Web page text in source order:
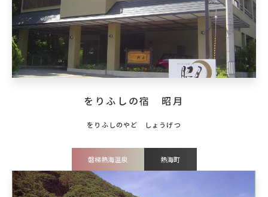
をりふしの宿 昭月
磐梯熱海温泉 熱海町